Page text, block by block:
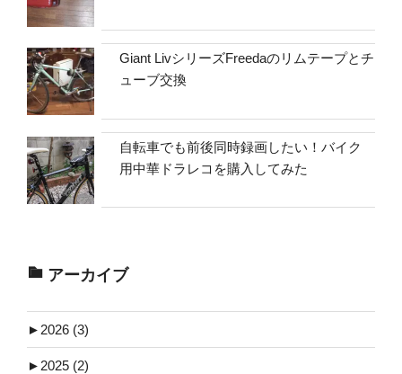
Giant LivシリーズFreedaのリムテープとチ
ューブ交換
自転車でも前後同時録画したい！バイク
用中華ドラレコを購入してみた
アーカイブ
► 2026 (3)
► 2025 (2)